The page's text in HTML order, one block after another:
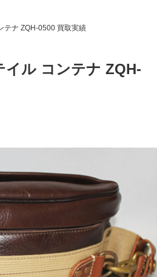
テナ ZQH-0500 買取実績
イル コンテナ ZQH-